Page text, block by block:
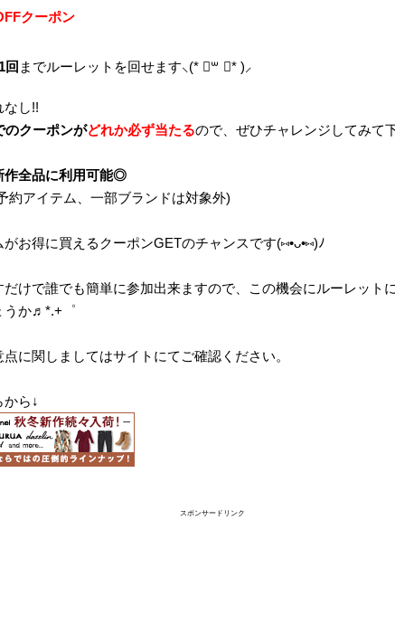
クーポン
回 までルーレットを回せます⸜(* ॑꒳ ॑* )⸝
なし!!
のクーポンがどれか必ず当たるので、ぜひチャレンジしてみて
作全品に利用可能◎
約アイテム、一部ブランドは対象外)
お得に買えるクーポンGETのチャンスです(⑅•ᴗ•⑅)ﾉ
だけで誰でも簡単に参加出来ますので、この機会にルーレット
うか♬*.+゜
点に関しましてはサイトにてご確認ください。
から↓
スポンサードリンク